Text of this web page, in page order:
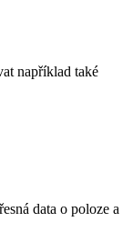
například také
data o poloze a